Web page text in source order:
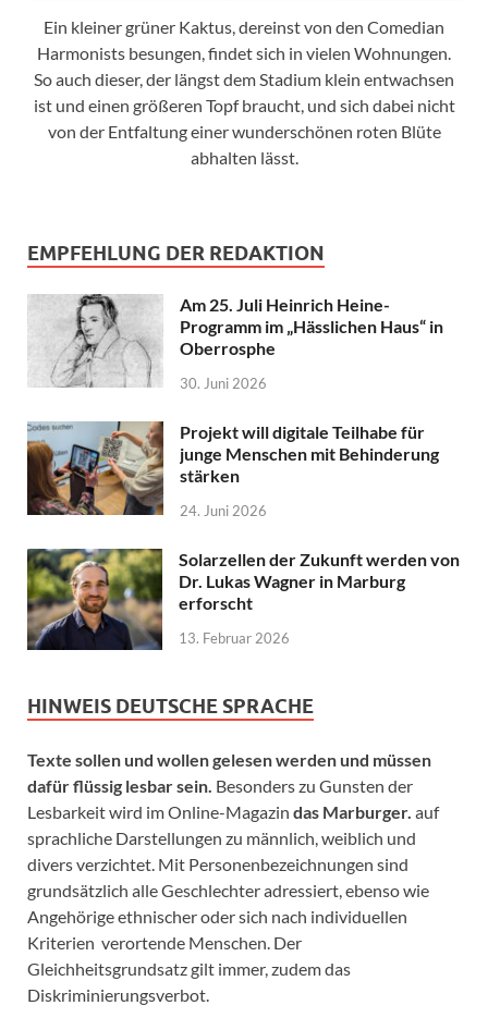
Ein kleiner grüner Kaktus, dereinst von den Comedian
Harmonists besungen, findet sich in vielen Wohnungen.
So auch dieser, der längst dem Stadium klein entwachsen
ist und einen größeren Topf braucht, und sich dabei nicht
von der Entfaltung einer wunderschönen roten Blüte
abhalten lässt.
EMPFEHLUNG DER REDAKTION
Am 25. Juli Heinrich Heine-
Programm im „Hässlichen Haus“ in
Oberrosphe
30. Juni 2026
Projekt will digitale Teilhabe für
junge Menschen mit Behinderung
stärken
24. Juni 2026
Solarzellen der Zukunft werden von
Dr. Lukas Wagner in Marburg
erforscht
13. Februar 2026
HINWEIS DEUTSCHE SPRACHE
Texte sollen und wollen gelesen werden und müssen
dafür flüssig lesbar sein. Besonders zu Gunsten der
Lesbarkeit wird im Online-Magazin das Marburger. auf
sprachliche Darstellungen zu männlich, weiblich und
divers verzichtet. Mit Personenbezeichnungen sind
grundsätzlich alle Geschlechter adressiert, ebenso wie
Angehörige ethnischer oder sich nach individuellen
Kriterien verortende Menschen. Der
Gleichheitsgrundsatz gilt immer, zudem das
Diskriminierungsverbot.